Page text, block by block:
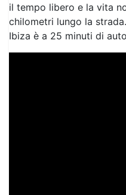
il tempo libero e la vita
chilometri lungo la
Ibiza è a 25 minuti di